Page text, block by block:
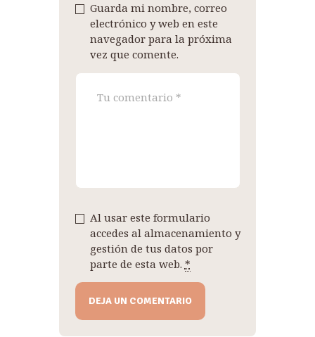
Guarda mi nombre, correo
electrónico y web en este
navegador para la próxima
vez que comente.
Al usar este formulario
accedes al almacenamiento y
gestión de tus datos por
parte de esta web. *